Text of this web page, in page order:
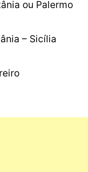
ou Palermo
– Sicília